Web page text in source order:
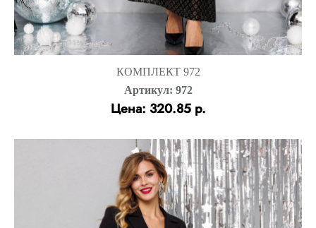
КОМПЛЕКТ 972
Артикул: 972
Цена: 320.85 р.